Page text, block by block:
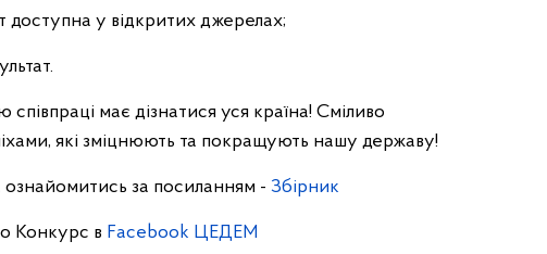
доступна у відкритих джерелах;
має дізнатися уся країна! Сміливо
які зміцнюють та покращують нашу державу!
ознайомитись за посиланням - Збірник
Конкурс в Facebook ЦЕДЕМ